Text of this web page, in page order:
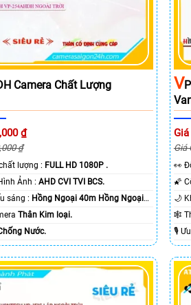
Camera Chất Lượng
₫
₫
chất lượng : FULL HD 1080P .
👍 Công Nghệ Hình Ảnh :AHD CVI TVI BCS.
🌔 Khi xem thiếu sáng : Hồng Ngoại 40m Hồng Ngoại
Thân Kim loại.
Nước.
V
Giá
🕸️